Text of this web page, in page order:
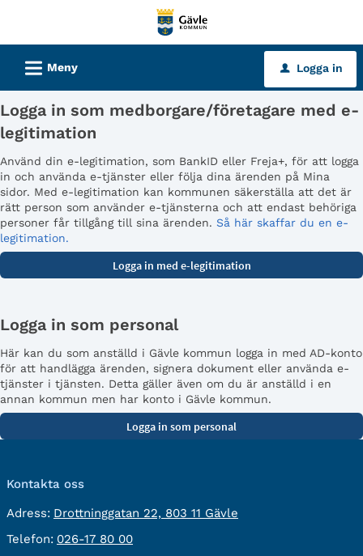
tjänster
Gävle
kommun
L Meny u Logga in
Logga in som medborgare/företagare med e-
legitimation
Använd din e-legitimation, som BankID eller Freja+, för att logga
in och använda e-tjänster eller följa dina ärenden på Mina
sidor. Med e-legitimation kan kommunen säkerställa att det är
rätt person som använder e-tjänsterna och att endast behöriga
personer får tillgång till sina ärenden. Så här skaffar du en e-
legitimation.
Logga in som personal
Här kan du som anställd i Gävle kommun logga in med AD-konto
för att handlägga ärenden, signera dokument eller använda e-
tjänster i tjänsten. Detta gäller även om du är anställd i en
annan kommun men har konto i Gävle kommun.
Kontakta oss
Adress: besöksadress:
Drottninggatan 22, 803 11 Gävle
Telefon: Telefon:
026-17 80 00